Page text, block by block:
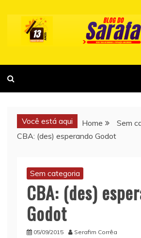
content
Você está aqui Home
Sem
CBA: (des) esperando Godot
Sem categoria
CBA: (des)
Godot
05/09/2015 Serafim Corrêa